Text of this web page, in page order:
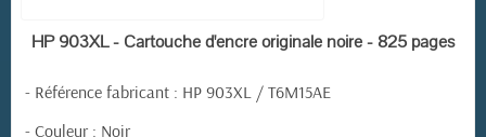
EN STOCK
HP 903XL - Cartouche d'encre originale noire - 825 pages
- Référence fabricant : HP 903XL / T6M15AE
- Couleur : Noir